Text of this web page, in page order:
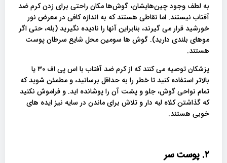
به لطف وجود چین‌هایشان، گوش‌ها مکان راحتی برای زدن کرم ضد
آفتاب نیستند. اما نقاطی هستند که به اندازه کافی در معرض نور
خورشید قرار می گیرند، بنابراین آنها را نادیده نگیرید (بله، حتی اگر
موهای بلندی دارید). گوش ها سومین محل شایع سرطان پوست
هستند.
پزشکان توصیه می کنند که از کرم ضد آفتاب با اس پی اف ۳۰ یا
بالاتر استفاده کنید تا خطر را به حداقل برسانید، و مطمئن شوید که
تمام نواحی گوش، جلو و پشت آن را پوشانده اید. و فراموش نکنید
که گذاشتن کلاه لبه دار و تلاش برای ماندن در سایه نیز ایده های
خوبی هستند.
۲. پوست سر